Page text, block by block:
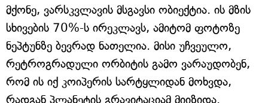
მქონე, ვარსკვლავის მსგავსი ობიექტია. ის მზის
სხივების 70%-ს ირეკლავს, ამიტომ ფოტოზე
ნეპტუნზე ბევრად ნათელია. მისი უჩვეულო,
რეტროგრადული ორბიტის გამო ვარაუდობენ,
რომ ის იქ კოიპერის სარტყლიდან მოხვდა,
რადგან პლანეტის გრავიტაციამ მიიზიდა.